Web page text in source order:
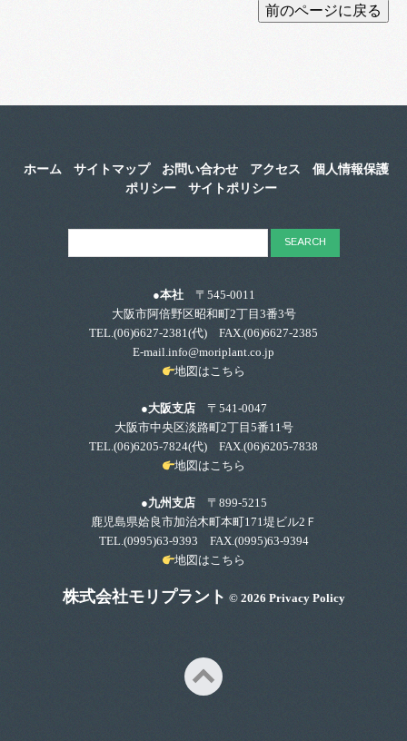
ホーム サイトマップ お問い合わせ アクセス
個人情報保護
ポリシー
サイトポリシー
●本社〒545-0011
大阪市阿倍野区昭和町2丁目3番3号
TEL.(06)6627-2381(代) FAX.(06)6627-2385
E-mail.info@moriplant.co.jp
地図はこちら
●大阪支店〒541-0047
大阪市中央区淡路町2丁目5番11号
TEL.(06)6205-7824(代) FAX.(06)6205-7838
地図はこちら
●九州支店〒899-5215
鹿児島県姶良市加治木町本町171堤ビル2Ｆ
TEL.(0995)63-9393 FAX.(0995)63-9394
地図はこちら
株式会社モリプラント © 2026 Privacy Policy